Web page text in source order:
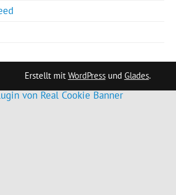
Erstellt mit WordPressund Glades.
von Real Cookie Banner